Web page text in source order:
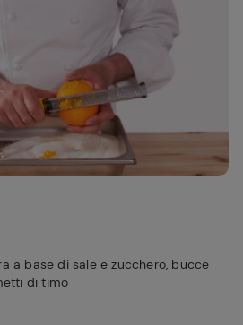
a base di sale e zucchero, bucce
di timo